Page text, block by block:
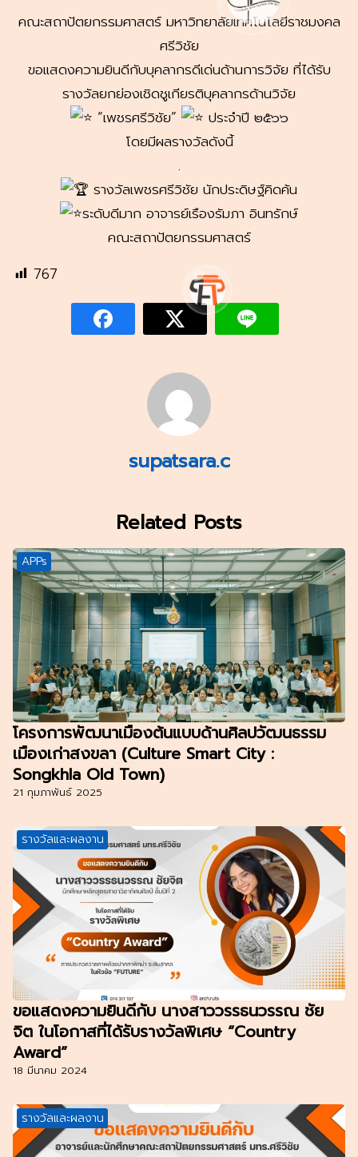
คณะสถาปัตยกรรมศาสตร์ มหาวิทยาลัยเทคโนโลยีราชมงคล
ศรีวิชัย
ขอแสดงความยินดีกับบุคลากรดีเด่นด้านการวิจัย ที่ได้รับ
รางวัลยกย่องเชิดชูเกียรติบุคลากรด้านวิจัย
“เพชรศรีวิชัย”
ประจำปี ๒๕๖๖
โดยมีผลรางวัลดังนี้
.
รางวัลเพชรศรีวิชัย นักประดิษฐ์คิดค้น
ระดับดีมาก อาจารย์เรืองรัมภา อินทรักษ์
คณะสถาปัตยกรรมศาสตร์
767
supatsara.c
Related Posts
APPs
โครงการพัฒนาเมืองต้นแบบด้านศิลปวัฒนธรรม
เมืองเก่าสงขลา (Culture Smart City :
Songkhla Old Town)
21 กุมภาพันธ์ 2025
รางวัลและผลงาน
ขอแสดงความยินดีกับ นางสาววรรธนวรรณ ชัย
จิต ในโอกาสที่ได้รับรางวัลพิเศษ “Country
Award”
18 มีนาคม 2024
รางวัลและผลงาน